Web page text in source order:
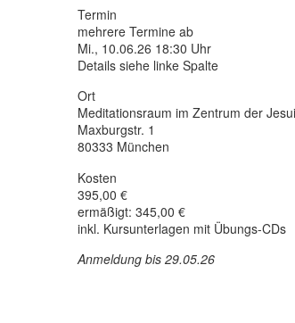
Termin
mehrere Termine ab
Mi., 10.06.26 18:30 Uhr
Details siehe linke Spalte
Ort
Meditationsraum im Zentrum der
Maxburgstr. 1
80333 München
Kosten
395,00 €
ermäßigt: 345,00 €
inkl. Kursunterlagen mit Übungs-CDs
Anmeldung bis 29.05.26